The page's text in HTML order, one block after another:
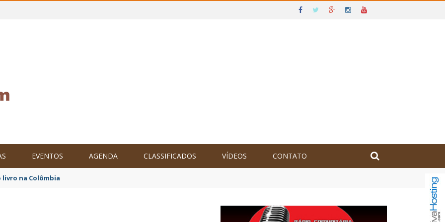
EVENTOS AGENDA CLASSIFICADOS VÍDEOS CONTATO
o Brasil no XXIV Parlamento Internacional de Escritores, na Colômbia